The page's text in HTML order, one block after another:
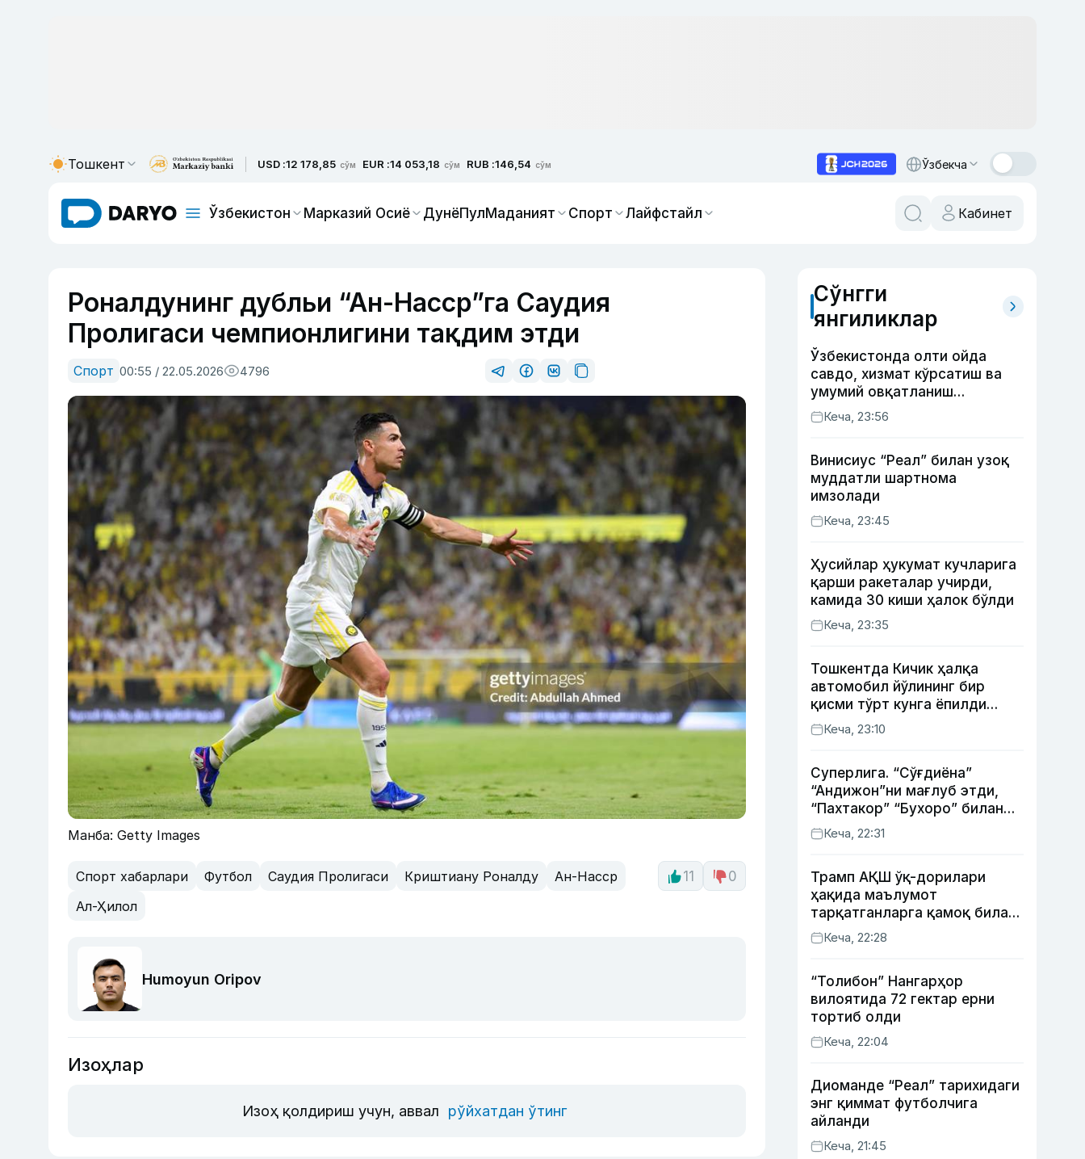
Тошкент USD :12 178,85 сўм EUR :14 053,18 сўм RUB :146,54 сўм Ўзбекча
Ўзбекистон Марказий Осиё ДунёПулМаданият Спорт Лайфстайл Кабинет
Роналдунинг дубльи “Ан-Насср”га Саудия
Пролигаси чемпионлигини тақдим этди
Спорт 00:55 / 22.05.2026 4796
Манба: Getty Images
Спорт хабарлари Футбол Саудия Пролигаси Криштиану Роналду
Ан-Насср
Ал-Ҳилол
11 0
Humoyun Oripov
Изоҳлар
Изоҳ қолдириш учун, аввал рўйхатдан ўтинг
Сўнгги
янгиликлар
Ўзбекистонда олти ойда
савдо, хизмат кўрсатиш ва
умумий овқатланиш
корхоналари қанча солиқ
тўлагани очиқланди
Кеча, 23:56
Винисиус “Реал” билан узоқ
муддатли шартнома
имзолади
Кеча, 23:45
Ҳусийлар ҳукумат кучларига
қарши ракеталар учирди,
камида 30 киши ҳалок бўлди
Кеча, 23:35
Тошкентда Кичик ҳалқа
автомобил йўлининг бир
қисми тўрт кунга ёпилди
(харита)
Кеча, 23:10
Суперлига. “Сўғдиёна”
“Андижон”ни мағлуб этди,
“Пахтакор” “Бухоро” билан
жанговар дуранг қайд этди
Кеча, 22:31
Трамп АҚШ ўқ-дорилари
ҳақида маълумот
тарқатганларга қамоқ билан
таҳдид қилди
Кеча, 22:28
“Толибон” Нангарҳор
вилоятида 72 гектар ерни
тортиб олди
Кеча, 22:04
Диоманде “Реал” тарихидаги
энг қиммат футболчига
айланди
Кеча, 21:45